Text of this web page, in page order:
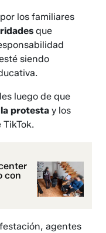
los familiares
que
siendo
luego de que
protesta y los
con
agentes